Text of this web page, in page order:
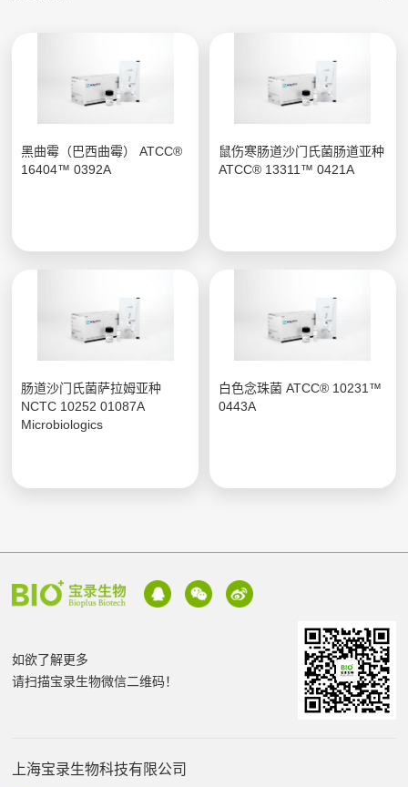
黑曲霉（巴西曲霉） ATCC®
16404™ 0392A
鼠伤寒肠道沙门氏菌肠道亚种
ATCC® 13311™ 0421A
肠道沙门氏菌萨拉姆亚种
NCTC 10252 01087A
Microbiologics
白色念珠菌 ATCC® 10231™
0443A
如欲了解更多
请扫描宝录生物微信二维码！
上海宝录生物科技有限公司